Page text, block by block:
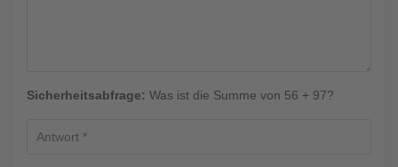
Sicherheitsabfrage: Was ist die Summe von 56 + 97?